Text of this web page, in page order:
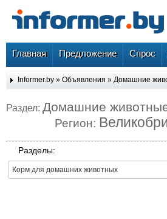
Главная Предложение Спрос
Informer.by » Объявления » Домашние
Раздел: Домашние
Регион:
Разделы:
Корм для домашних животных